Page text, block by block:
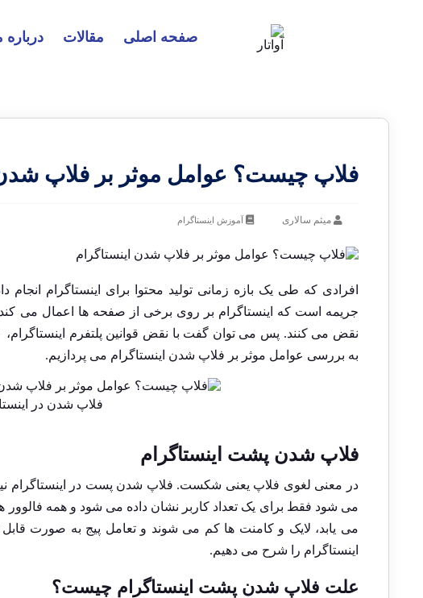
صفحه اصلی مقالات درباره
فلاپ چیست؟ عوامل موثر بر فلاپ شدن
میثم سالاری آموزش اینستاگرام
افرادی که طی یک بازه زمانی تولید محتوا برای اینستاگرام انجام
جریمه است که اینستاگرام بر روی برخی از صفحه ها اعمال می کند.
نقض می کنند. پس می توان گفت با نقض قوانین پلتفرم
به بررسی عوامل موثر بر فلاپ شدن اینستاگرام می پردازیم.
فلاپ شدن در
فلاپ شدن پشت اینستاگرام
در معنی لغوی فلاپ یعنی شکست. فلاپ شدن پست در
می شود فقط برای یک تعداد کاربر نشان داده می شود و همه فالوور
می یابد، لایک و کامنت ها کم می شوند و تعامل پیج به صورت
اینستاگرام را شرح می دهیم.
علت فلاپ شدن پشت اینستاگرام چیست؟